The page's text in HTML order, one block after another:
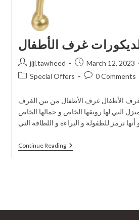
غرف الأطفال
jiji.tawheed
March 12, 2023
Special Offers
0 Comments
الأطفال غرف الأطفال من بين الغرف
التي لها رونقها الخاص و جمالها الخاص
Continue Reading